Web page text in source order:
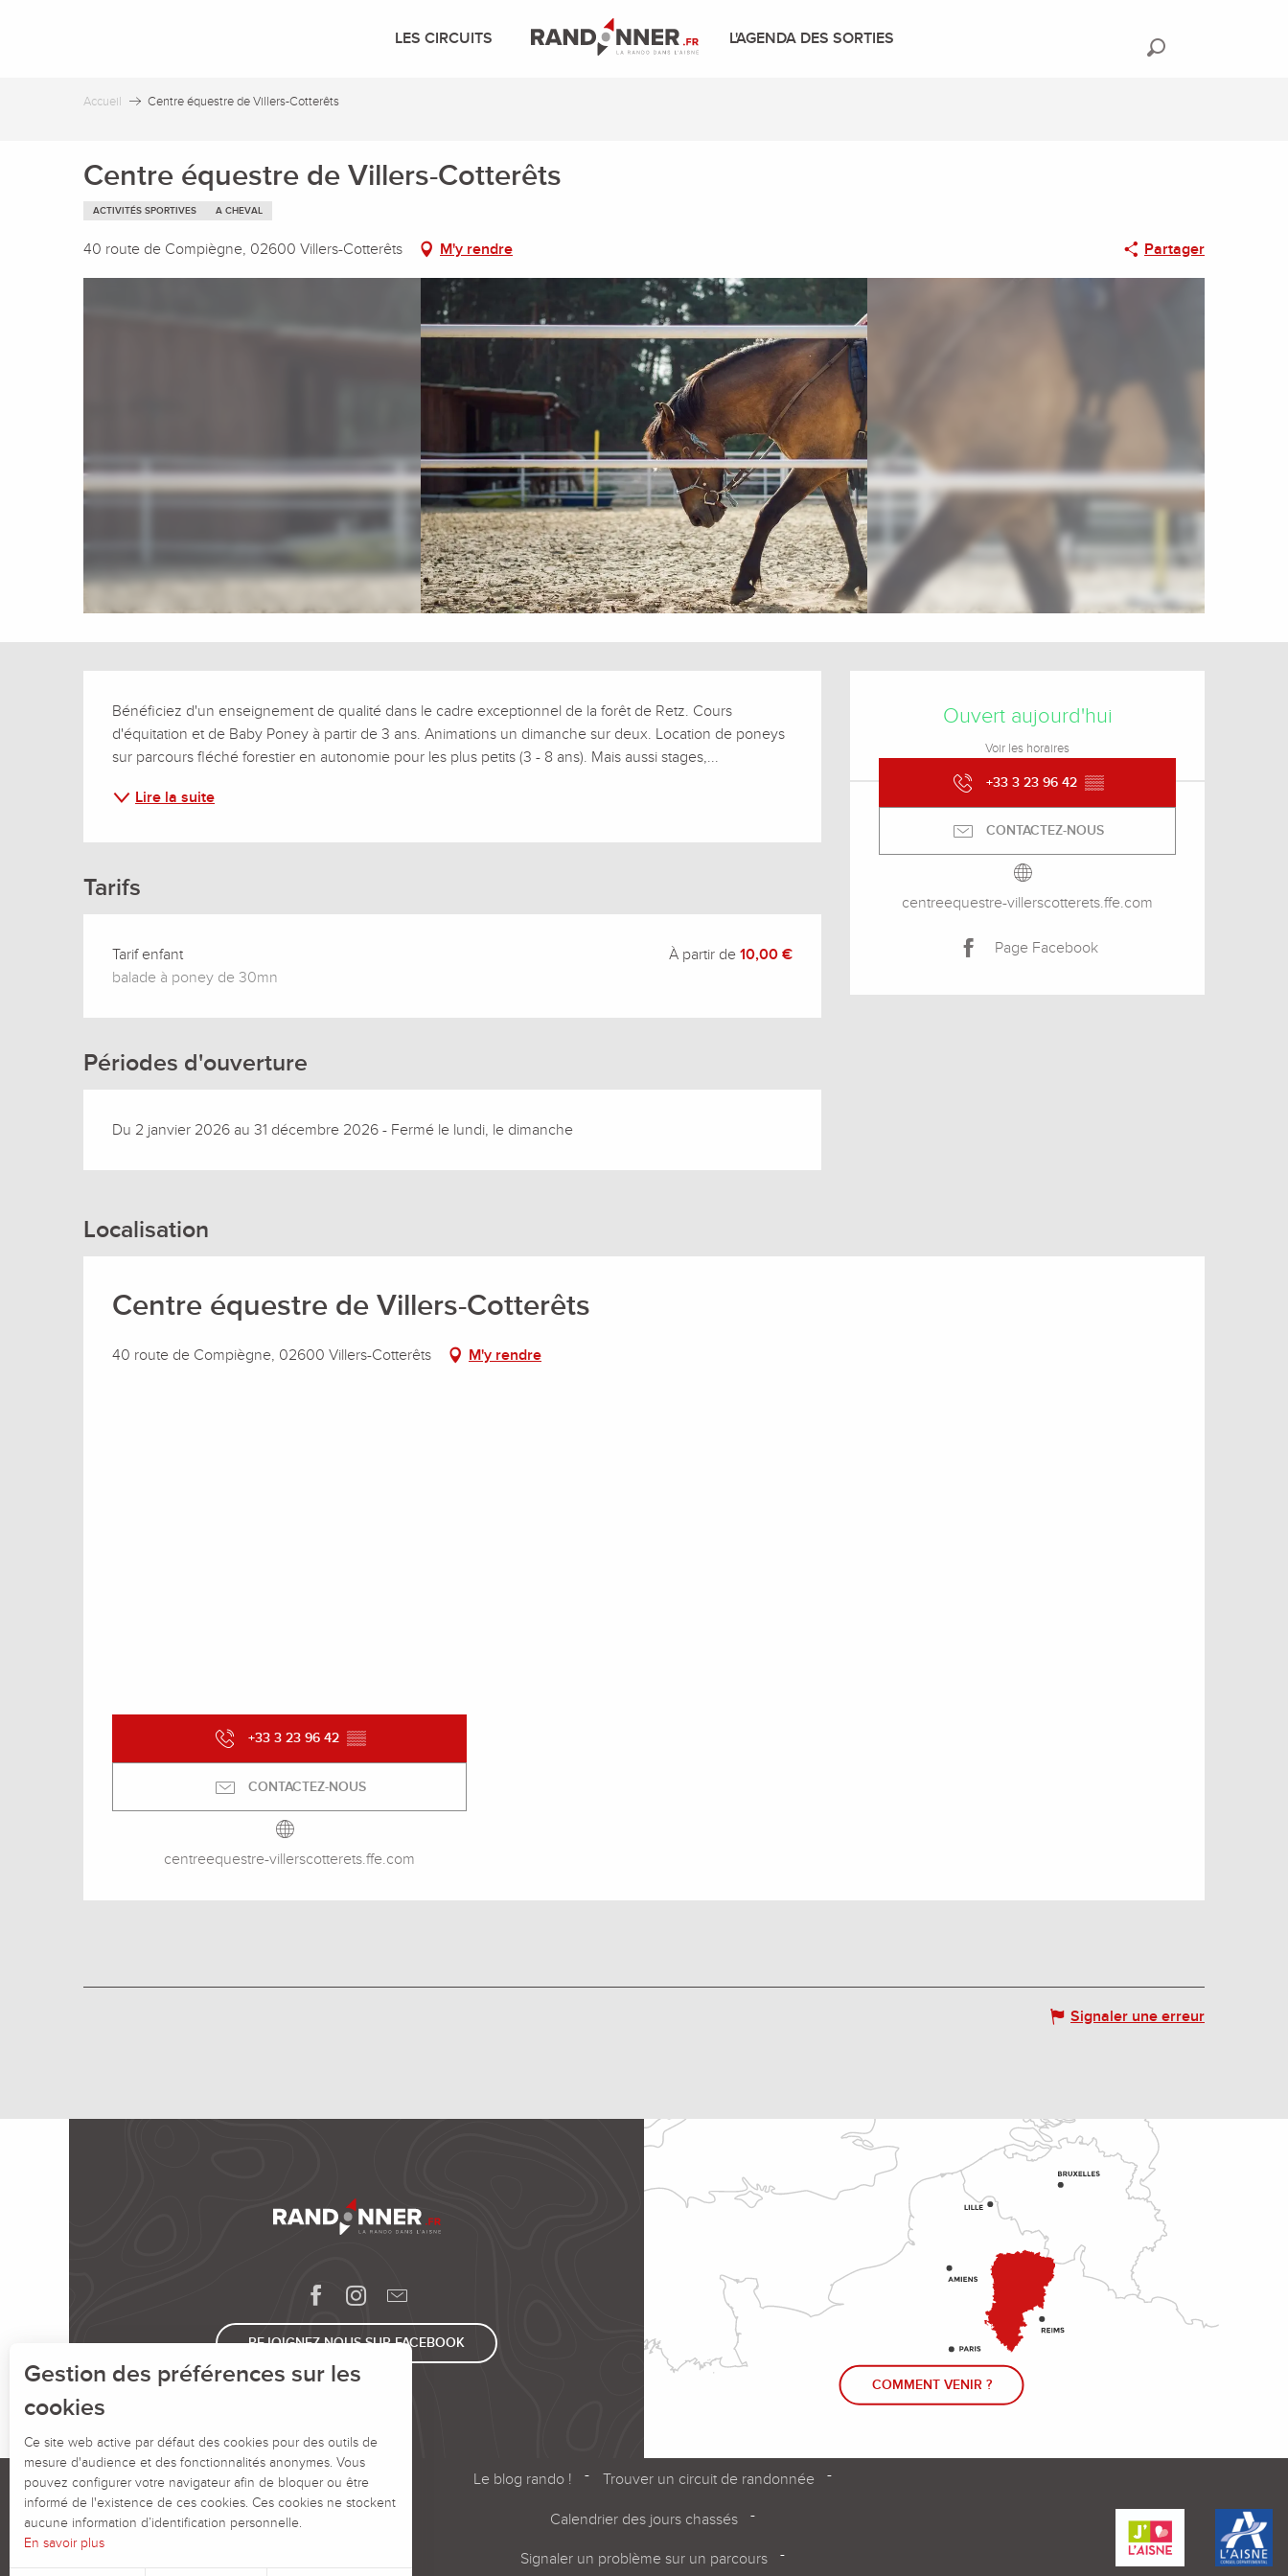
LES CIRCUITS L'AGENDA DES SORTIES
Accueil Centre équestre de Villers-Cotterêts
Centre équestre de Villers-Cotterêts
ACTIVITÉS SPORTIVES A CHEVAL
40 route de Compiègne, 02600 Villers-Cotterêts M'y rendre Partager
Ouverture et
Ouvert aujourd'hui
Voir les horaires
+33 3 23 96 42 ▒▒
CONTACTEZ-NOUS
centreequestre-villerscotterets.ffe.com
Page Facebook
Description
Bénéficiez d'un enseignement de qualité dans le cadre exceptionnel de la forêt de Retz. Cours
d'équitation et de Baby Poney à partir de 3 ans. Animations un dimanche sur deux. Location de poneys
sur parcours fléché forestier en autonomie pour les plus petits (3 - 8 ans). Mais aussi stages,...
Lire la suite
Tarifs
Tarif enfant
balade à poney de 30mn
À partir de10,00 €
Périodes d'ouverture
Du 2 janvier 2026 au 31 décembre 2026 - Fermé le lundi, le dimanche
Localisation
Centre équestre de Villers-Cotterêts
40 route de Compiègne, 02600 Villers-Cotterêts M'y rendre
+33 3 23 96 42 ▒▒
CONTACTEZ-NOUS
centreequestre-villerscotterets.ffe.com
Signaler une erreur
REJOIGNEZ-NOUS SUR FACEBOOK
COMMENT VENIR ?
Le blog rando ! Trouver un circuit de randonnée
Calendrier des jours chassés
Signaler un problème sur un parcours
Gestion des préférences sur les
cookies
Ce site web active par défaut des cookies pour des outils de
mesure d'audience et des fonctionnalités anonymes. Vous
pouvez configurer votre navigateur afin de bloquer ou être
informé de l'existence de ces cookies. Ces cookies ne stockent
aucune information d’identification personnelle.
En savoir plus